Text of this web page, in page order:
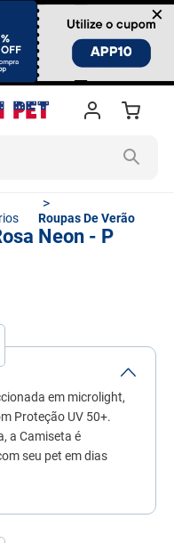
×
Roupas De Verão
Neon - P
em microlight,
Proteção UV 50+.
a Camiseta é
seu pet em dias
MAIS BUSCADOS
ração cachorro
ração
quatree
ração úmida